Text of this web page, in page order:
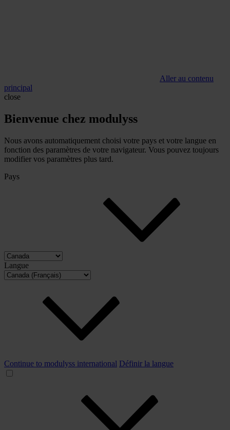
Aller au contenu
principal
close
Bienvenue chez modulyss
Nous avons automatiquement choisi votre pays et votre langue en
fonction des paramètres de votre navigateur. Vous pouvez toujours
modifier vos paramètres plus tard.
Pays
Langue
Continue to modulyss international Définir la langue